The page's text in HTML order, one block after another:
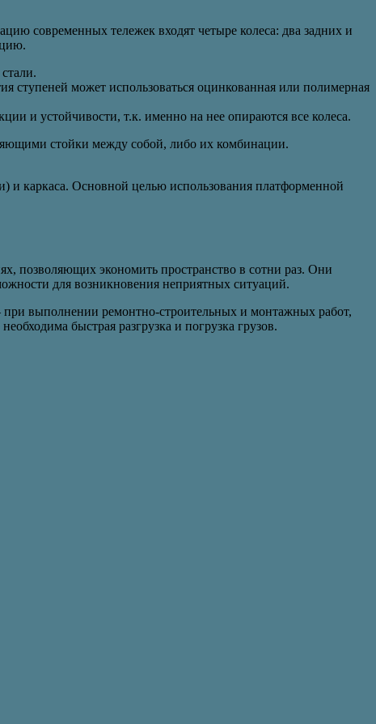
современных тележек входят четыре колеса: два задних и
ступеней может использоваться оцинкованная или полимерная
и устойчивости, т.к. именно на нее опираются все колеса.
стойки между собой, либо их комбинации.
и каркаса. Основной целью использования платформенной
позволяющих экономить пространство в сотни раз. Они
для возникновения неприятных ситуаций.
выполнении ремонтно-строительных и монтажных работ,
быстрая разгрузка и погрузка грузов.